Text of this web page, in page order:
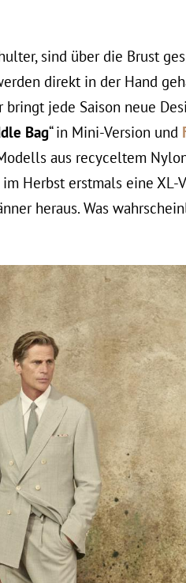
sind über die Brust
direkt in der Hand
jede Saison neue
Bag“ in Mini-Version und
aus recyceltem
Herbst erstmals eine XL-
heraus. Was